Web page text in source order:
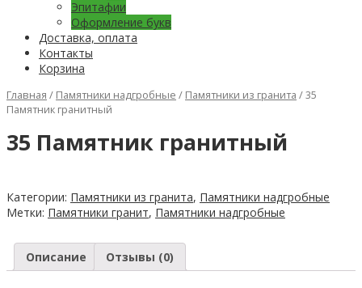
Эпитафии
Оформление букв
Доставка, оплата
Контакты
Корзина
Главная / Памятники надгробные / Памятники из гранита / 35
Памятник гранитный
35 Памятник гранитный
Категории: Памятники из гранита, Памятники надгробные
Метки: Памятники гранит, Памятники надгробные
Описание Отзывы (0)